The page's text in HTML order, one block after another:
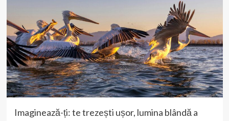
Imaginează-ți: te trezești ușor, lumina blândă a